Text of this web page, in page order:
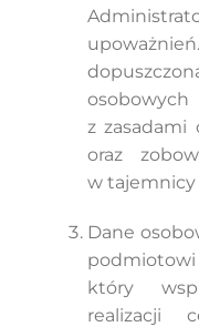
z zasadami
oraz
w
Dane
który
realizacji